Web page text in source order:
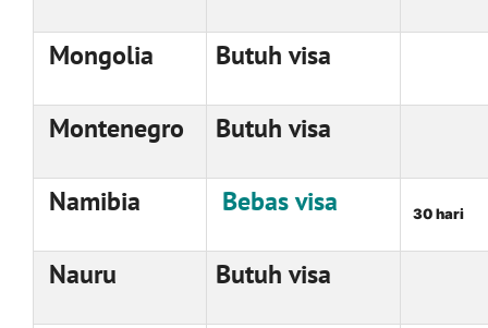
Mongolia Butuh visa
Montenegro Butuh visa
Namibia Bebas visa 30 hari
Nauru Butuh visa